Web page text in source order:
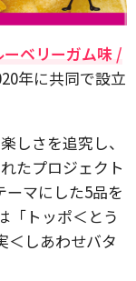
ーベリーガム味 /
年に共同で設立
しさを追究し、
たプロジェクト
ーマにした5品を
「トッポ＜とう
＜しあわせバタ